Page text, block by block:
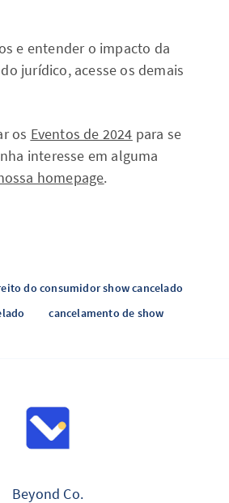
e entender o impacto da
jurídico, acesse os demais
os Eventos de 2024 para se
interesse em alguma
homepage.
do consumidor show cancelado
cancelamento de show
Beyond Co.